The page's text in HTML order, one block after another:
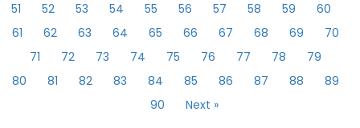
51
52 53 54 55 56 57 58 59
60
61
62 63 64 65 66 67 68 69
70
71
72 73 74 75 76 77 78
79
80
81 82 83 84 85 86 87 88
89
90
Next »